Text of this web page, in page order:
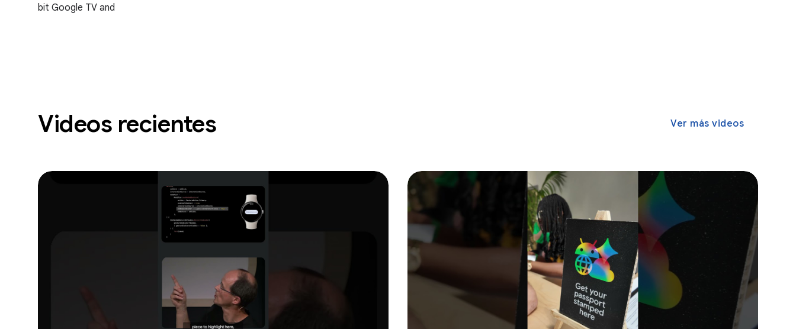
bit Google TV and
Videos recientes Ver más videos